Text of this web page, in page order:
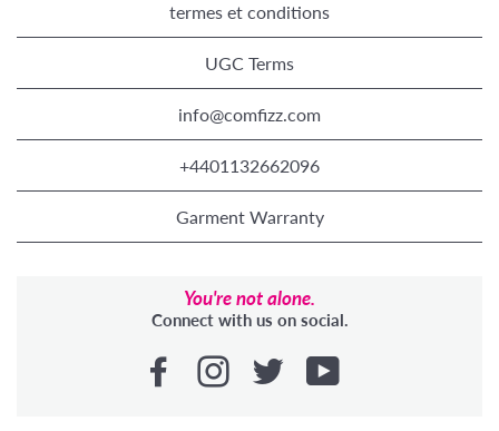
termes et conditions
UGC Terms
info@comfizz.com
+4401132662096
Garment Warranty
You're not alone.
Connect with us on social.